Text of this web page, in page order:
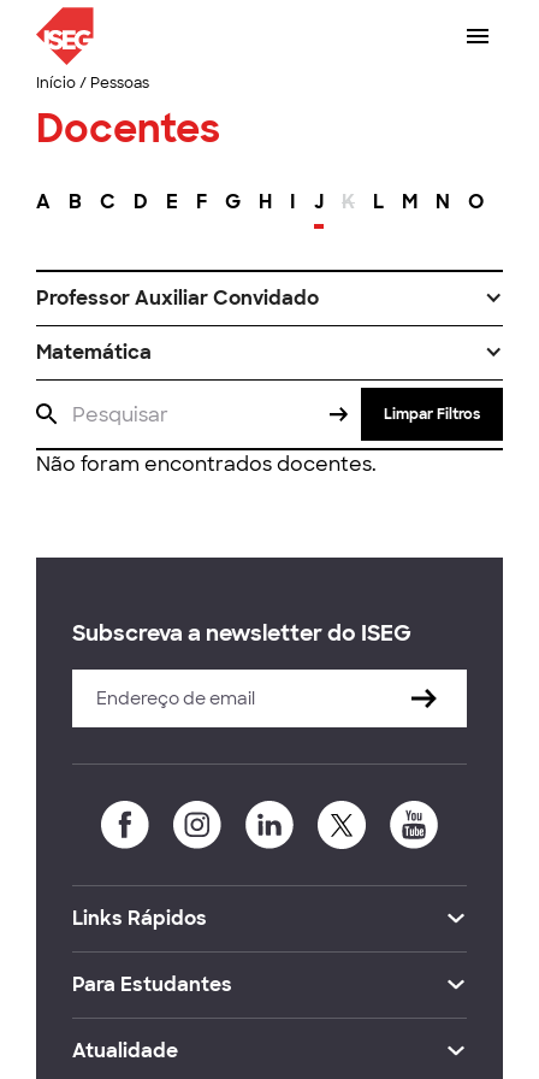
Início/ Pessoas
Docentes
A B C D E F G H I J K L M N O
Professor Auxiliar Convidado
Matemática
Limpar Filtros
Não foram encontrados docentes.
Subscreva a newsletter do ISEG
Links Rápidos
Para Estudantes
Atualidade